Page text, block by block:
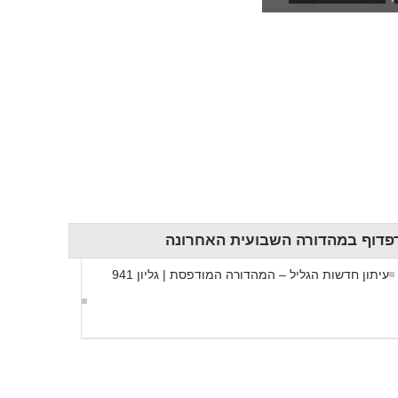
במהדורה השבועית האחרונה
עיתון חדשות הגליל – המהדורה המודפסת | גליון 941